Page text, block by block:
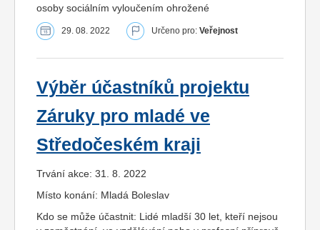
osoby sociálním vyloučením ohrožené
29. 08. 2022 Určeno pro: Veřejnost
Výběr účastníků projektu
Záruky pro mladé ve
Středočeském kraji
Trvání akce: 31. 8. 2022
Místo konání: Mladá Boleslav
Kdo se může účastnit: Lidé mladší 30 let, kteří nejsou